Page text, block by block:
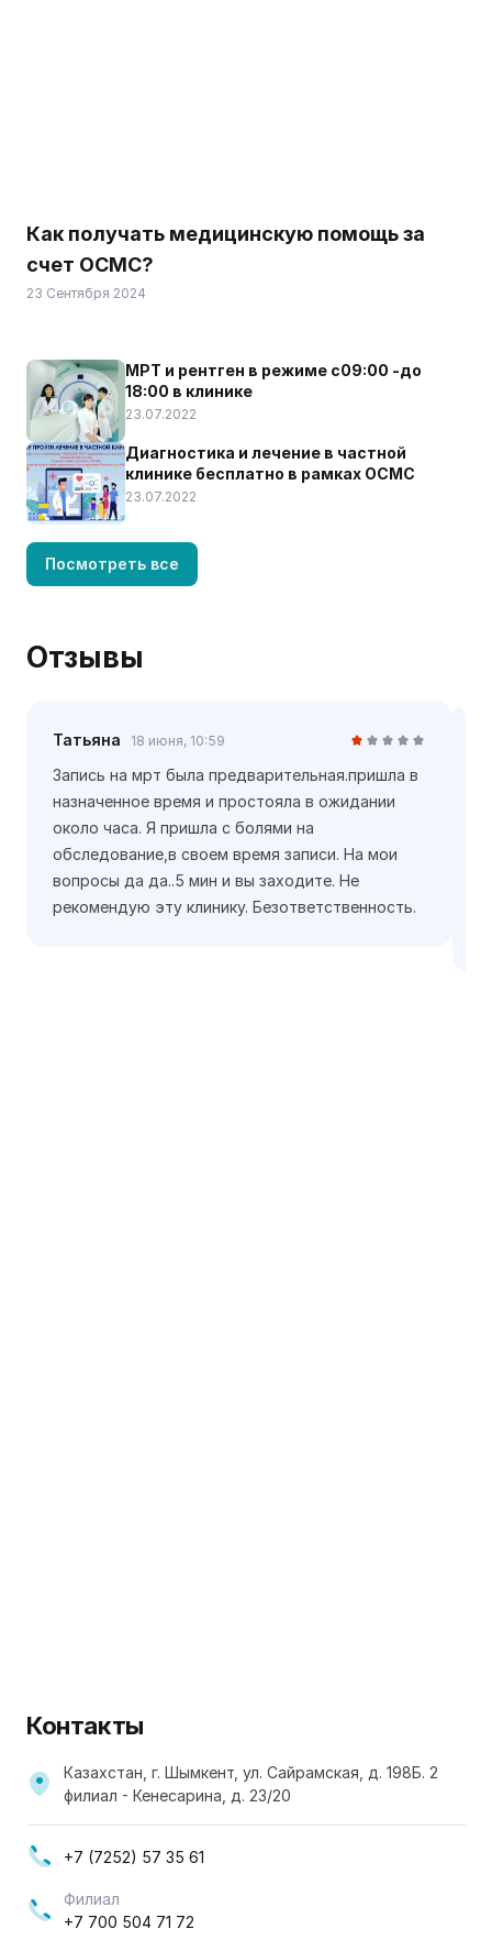
Как получать медицинскую помощь за
счет ОСМС?
23 Сентября 2024
МРТ и рентген в режиме с09:00 -до
18:00 в клинике
23.07.2022
Диагностика и лечение в частной
клинике бесплатно в рамках ОСМС
23.07.2022
Посмотреть все
Отзывы
Татьяна 18 июня, 10:59
Запись на мрт была предварительная.пришла в
назначенное время и простояла в ожидании
около часа. Я пришла с болями на
обследование,в своем время записи. На мои
вопросы да да..5 мин и вы заходите. Не
рекомендую эту клинику. Безответственность.
Контакты
Казахстан, г. Шымкент, ул. Сайрамская, д. 198Б. 2
филиал - Кенесарина, д. 23/20
+7 (7252) 57 35 61
Филиал
+7 700 504 71 72